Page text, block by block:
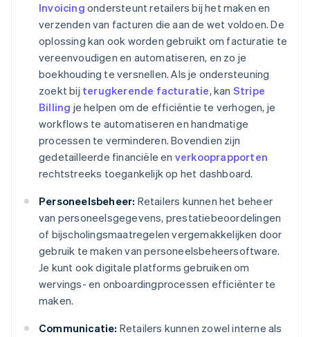
Invoicing ondersteunt retailers bij het maken en
verzenden van facturen die aan de wet voldoen. De
oplossing kan ook worden gebruikt om facturatie te
vereenvoudigen en automatiseren, en zo je
boekhouding te versnellen. Als je ondersteuning
zoekt bij terugkerende facturatie, kan Stripe
Billing je helpen om de efficiëntie te verhogen, je
workflows te automatiseren en handmatige
processen te verminderen. Bovendien zijn
gedetailleerde financiële en verkooprapporten
rechtstreeks toegankelijk op het dashboard.
Personeelsbeheer: Retailers kunnen het beheer
van personeelsgegevens, prestatiebeoordelingen
of bijscholingsmaatregelen vergemakkelijken door
gebruik te maken van personeelsbeheersoftware.
Je kunt ook digitale platforms gebruiken om
wervings- en onboardingprocessen efficiënter te
maken.
Communicatie: Retailers kunnen zowel interne als